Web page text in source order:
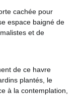
cachée pour
espace baigné de
et de
de ce havre
plantés, le
à la contemplation,